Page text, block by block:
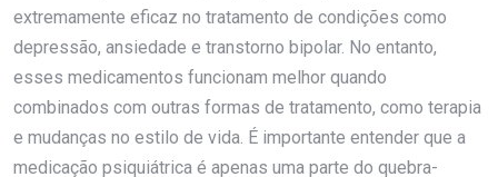
extremamente eficaz no tratamento de condições como
depressão, ansiedade e transtorno bipolar. No entanto,
esses medicamentos funcionam melhor quando
combinados com outras formas de tratamento, como terapia
e mudanças no estilo de vida. É importante entender que a
medicação psiquiátrica é apenas uma parte do quebra-